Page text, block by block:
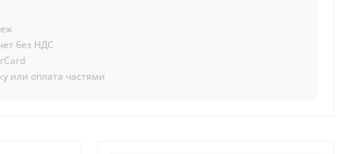
без НДС
или оплата частями